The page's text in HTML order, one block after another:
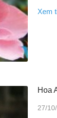
Xem
Hoa
27/